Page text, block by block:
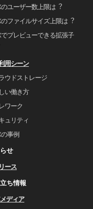
のユーザー数上限は︖
のファイルサイズ上限は︖
でプレビューできる拡張⼦
⽤シーン
ウドストレージ
い働き⽅
ワーク
ュリティ
の事例
せ
ース
ち情報
ディア